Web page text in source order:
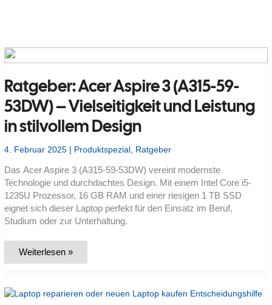
Ratgeber: Acer Aspire 3 (A315-59-
53DW) – Vielseitigkeit und Leistung
in stilvollem Design
4. Februar 2025 Produktspezial , Ratgeber
Das Acer Aspire 3 (A315-59-53DW) vereint modernste
Technologie und durchdachtes Design. Mit einem Intel Core i5-
1235U Prozessor, 16 GB RAM und einer riesigen 1 TB SSD
eignet sich dieser Laptop perfekt für den Einsatz im Beruf,
Studium oder zur Unterhaltung.
Ratgeber:
59-
Weiterlesen »